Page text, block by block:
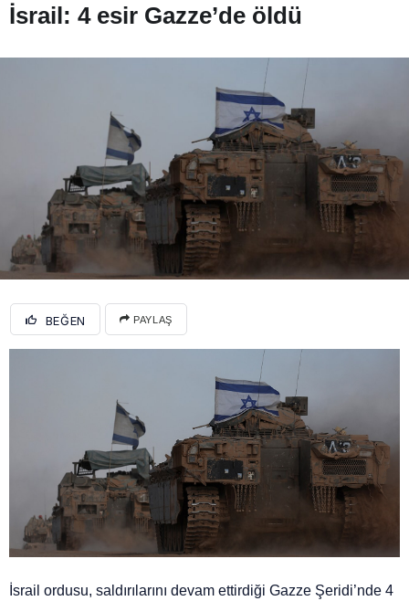
İsrail: 4 esir Gazze’de öldü
BEĞEN PAYLAŞ
İsrail ordusu, saldırılarını devam ettirdiği Gazze Şeridi’nde 4